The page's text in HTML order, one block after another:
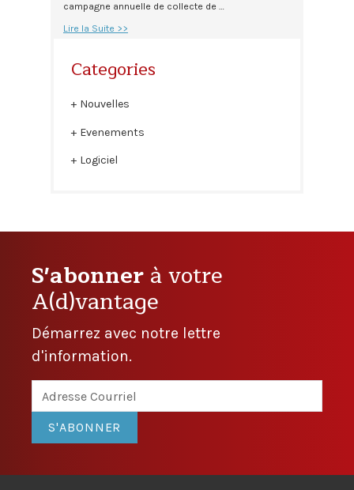
campagne annuelle de collecte de …
Lire la Suite >>
Categories
Nouvelles
Evenements
Logiciel
S'abonnerà votre
A(d)vantage
Démarrez avec notre lettre
d'information.
S'ABONNER